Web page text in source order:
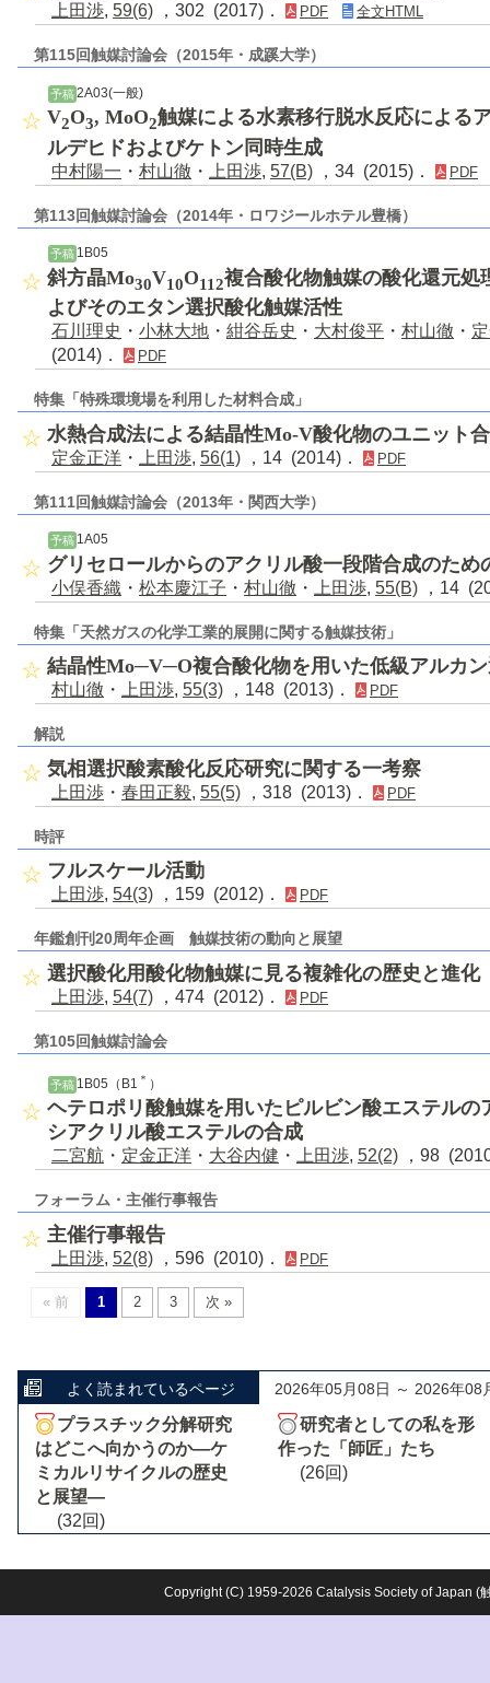
上田渉, 59(6) ，302 (2017)． PDF 全文HTML
第115回触媒討論会（2015年・成蹊大学）
予稿 2A03(一般)
V2O3, MoO2触媒による水素移行脱水反応による
ルデヒドおよびケトン同時生成
中村陽一 ・ 村山徹 ・ 上田渉, 57(B) ，34 (2015)． PDF
第113回触媒討論会（2014年・ロワジールホテル豊橋）
予稿 1B05
斜方晶Mo30V10O112複合酸化物触媒の酸化還元処
よびそのエタン選択酸化触媒活性
石川理史 ・ 小林大地 ・ 紺谷岳史 ・ 大村俊平 ・ 村山徹 ・
(2014)．
PDF
特集「特殊環境場を利用した材料合成」
水熱合成法による結晶性Mo-V酸化物のユニット
定金正洋 ・ 上田渉, 56(1) ，14 (2014)． PDF
第111回触媒討論会（2013年・関西大学）
予稿 1A05
グリセロールからのアクリル酸一段階合成のた
小俣香織 ・ 松本慶江子 ・ 村山徹 ・ 上田渉, 55(B) ，14
特集「天然ガスの化学工業的展開に関する触媒技術」
結晶性Mo─V─O複合酸化物を用いた低級アルカ
村山徹 ・ 上田渉, 55(3) ，148 (2013)． PDF
解説
気相選択酸素酸化反応研究に関する一考察
上田渉 ・ 春田正毅, 55(5) ，318 (2013)． PDF
時評
フルスケール活動
上田渉, 54(3) ，159 (2012)． PDF
年鑑創刊20周年企画 触媒技術の動向と展望
選択酸化用酸化物触媒に見る複雑化の歴史と進化
上田渉, 54(7) ，474 (2012)． PDF
第105回触媒討論会
予稿1B05（B1 ＊ ）
ヘテロポリ酸触媒を用いたピルビン酸エステル
シアクリル酸エステルの合成
二宮航 ・ 定金正洋 ・ 大谷内健 ・ 上田渉, 52(2) ，98
フォーラム・主催行事報告
主催行事報告
上田渉, 52(8) ，596 (2010)． PDF
« 前 1 2 3 次 »
よく読まれているページ 2026年05月08日 ～ 2026年08
プラスチック分解研究
はどこへ向かうのか―ケ
ミカルリサイクルの歴史
と展望―
(32回)
研究者としての私を形
作った「師匠」たち
(26回)
Copyright (C) 1959-2026 Catalysis Society of Japan (